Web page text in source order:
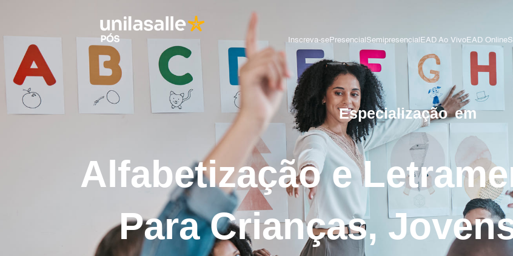
Inscreva-sePresencial Semipresencial EAD Ao VivoEAD Online
Especialização em
Alfabetização e
Para Crianças,